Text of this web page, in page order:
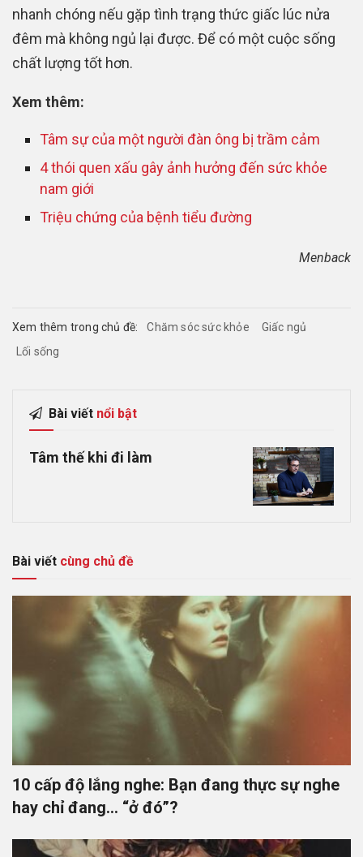
nhanh chóng nếu gặp tình trạng thức giấc lúc nửa
đêm mà không ngủ lại được. Để có một cuộc sống
chất lượng tốt hơn.
Xem thêm:
Tâm sự của một người đàn ông bị trầm cảm
4 thói quen xấu gây ảnh hưởng đến sức khỏe
nam giới
Triệu chứng của bệnh tiểu đường
Menback
Xem thêm trong chủ đề: Chăm sóc sức khỏe
Giấc ngủ
Lối sống
Bài viết nổi bật
Tâm thế khi đi làm
Bài viết cùng chủ đề
10 cấp độ lắng nghe: Bạn đang thực sự nghe
hay chỉ đang… “ở đó”?